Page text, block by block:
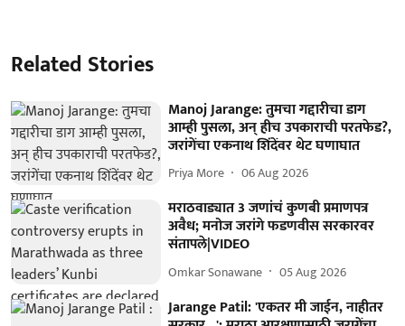
Related Stories
Manoj Jarange: तुमचा गद्दारीचा डाग
आम्ही पुसला, अन् हीच उपकाराची परतफेड?,
जरांगेंचा एकनाथ शिंदेंवर थेट घणाघात
Priya More 06 Aug 2026
मराठवाड्यात 3 जणांचं कुणबी प्रमाणपत्र
अवैध; मनोज जरांगे फडणवीस सरकारवर
संतापले|VIDEO
Omkar Sonawane 05 Aug 2026
Jarange Patil: 'एकतर मी जाईन, नाहीतर